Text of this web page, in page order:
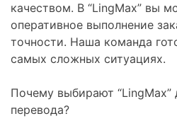
качеством. В “LingMax” вы
оперативное выполнение
точности. Наша команда
самых сложных ситуациях.
Почему выбирают “LingMax”
перевода?